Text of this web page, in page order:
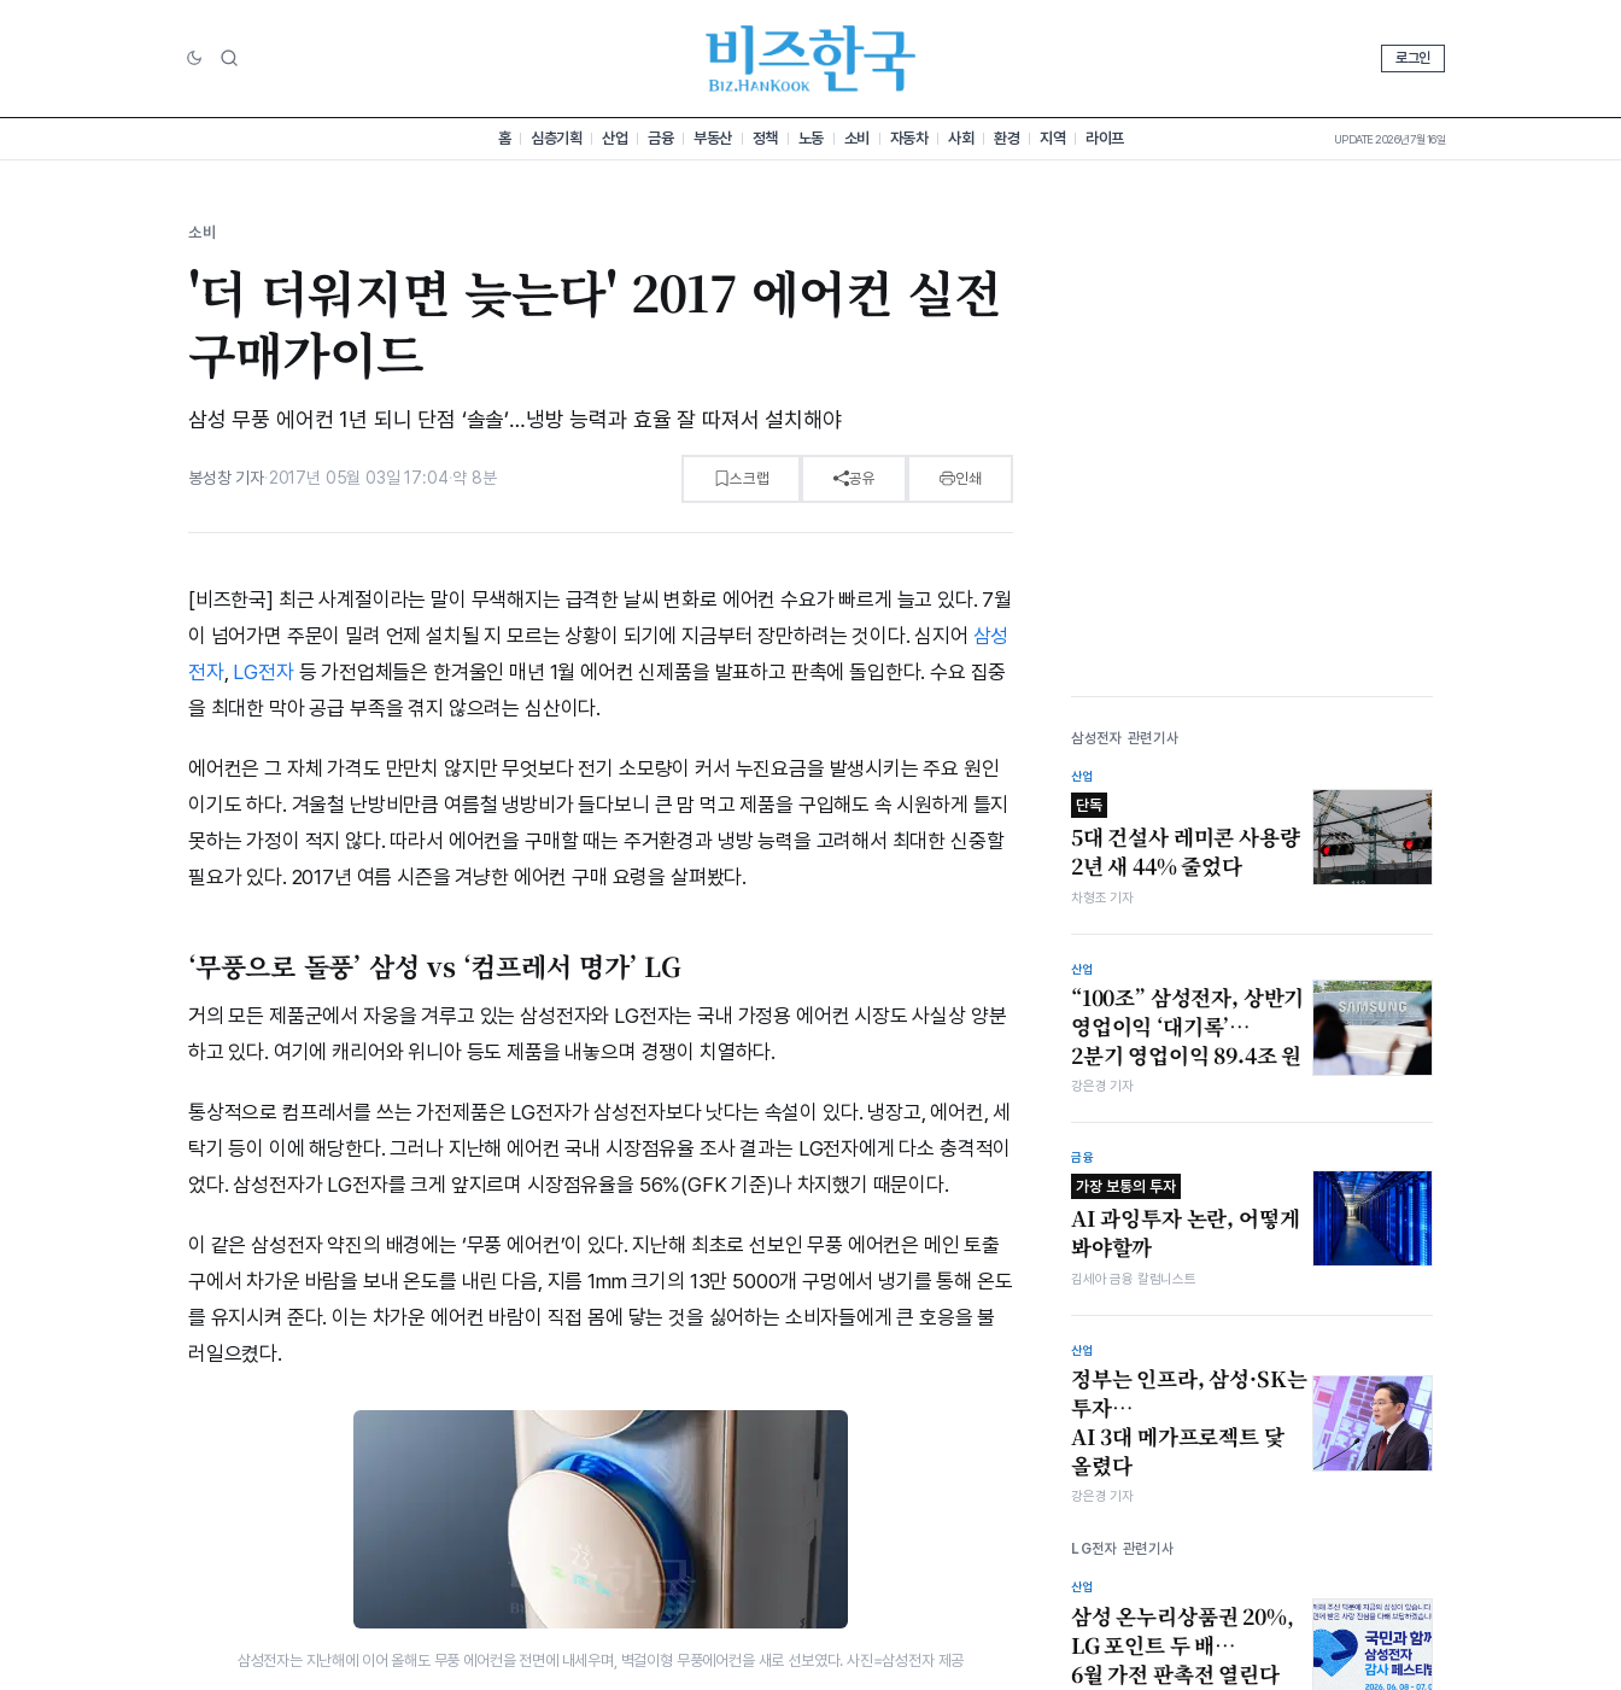
로그인
홈 심층기획 산업 금융 부동산 정책 노동 소비 자동차 사회 환경 지역 라이프 UPDATE 2026년 7월 16일
소비
'더 더워지면 늦는다' 2017 에어컨 실전
구매가이드
삼성 무풍 에어컨 1년 되니 단점 ‘솔솔’…냉방 능력과 효율 잘 따져서 설치해야
봉성창 기자·2017년 05월 03일 17:04·약 8분 스크랩 공유 인쇄
[비즈한국] 최근 사계절이라는 말이 무색해지는 급격한 날씨 변화로 에어컨 수요가 빠르게 늘고 있다. 7월
이 넘어가면 주문이 밀려 언제 설치될 지 모르는 상황이 되기에 지금부터 장만하려는 것이다. 심지어 삼성
전자, LG전자등 가전업체들은 한겨울인 매년 1월 에어컨 신제품을 발표하고 판촉에 돌입한다. 수요 집중
을 최대한 막아 공급 부족을 겪지 않으려는 심산이다.
에어컨은 그 자체 가격도 만만치 않지만 무엇보다 전기 소모량이 커서 누진요금을 발생시키는 주요 원인
이기도 하다. 겨울철 난방비만큼 여름철 냉방비가 들다보니 큰 맘 먹고 제품을 구입해도 속 시원하게 틀지
못하는 가정이 적지 않다. 따라서 에어컨을 구매할 때는 주거환경과 냉방 능력을 고려해서 최대한 신중할
필요가 있다. 2017년 여름 시즌을 겨냥한 에어컨 구매 요령을 살펴봤다.
‘무풍으로 돌풍’ 삼성 vs ‘컴프레서 명가’ LG
거의 모든 제품군에서 자웅을 겨루고 있는 삼성전자와 LG전자는 국내 가정용 에어컨 시장도 사실상 양분
하고 있다. 여기에 캐리어와 위니아 등도 제품을 내놓으며 경쟁이 치열하다.
통상적으로 컴프레서를 쓰는 가전제품은 LG전자가 삼성전자보다 낫다는 속설이 있다. 냉장고, 에어컨, 세
탁기 등이 이에 해당한다. 그러나 지난해 에어컨 국내 시장점유율 조사 결과는 LG전자에게 다소 충격적이
었다. 삼성전자가 LG전자를 크게 앞지르며 시장점유율을 56%(GFK 기준)나 차지했기 때문이다.
이 같은 삼성전자 약진의 배경에는 ‘무풍 에어컨’이 있다. 지난해 최초로 선보인 무풍 에어컨은 메인 토출
구에서 차가운 바람을 보내 온도를 내린 다음, 지름 1mm 크기의 13만 5000개 구멍에서 냉기를 통해 온도
를 유지시켜 준다. 이는 차가운 에어컨 바람이 직접 몸에 닿는 것을 싫어하는 소비자들에게 큰 호응을 불
러일으켰다.
삼성전자는 지난해에 이어 올해도 무풍 에어컨을 전면에 내세우며, 벽걸이형 무풍에어컨을 새로 선보였다. 사진=삼성전자 제공
삼성전자 관련기사
산업
단독
5대 건설사 레미콘 사용량
2년 새 44% 줄었다
차형조 기자
산업
“100조” 삼성전자, 상반기
영업이익 ‘대기록’…
2분기 영업이익 89.4조 원
강은경 기자
금융
가장 보통의 투자
AI 과잉투자 논란, 어떻게
봐야할까
김세아 금융 칼럼니스트
산업
정부는 인프라, 삼성·SK는
투자…
AI 3대 메가프로젝트 닻
올렸다
강은경 기자
LG전자 관련기사
산업
삼성 온누리상품권 20%,
LG 포인트 두 배…
6월 가전 판촉전 열린다